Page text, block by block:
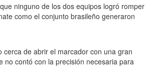
ninguno de los dos equipos logró romper
como el conjunto brasileño generaron
de abrir el marcador con una gran
no contó con la precisión necesaria para